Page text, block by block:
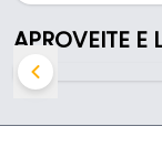
- Cor: Preto
- Largura: 40
-
APROVEITE E